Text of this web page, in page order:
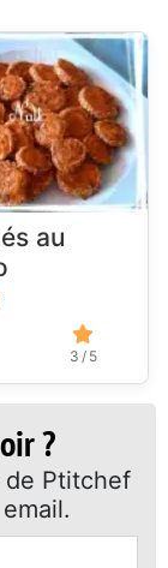
au
3 / 5
?
de Ptitchef